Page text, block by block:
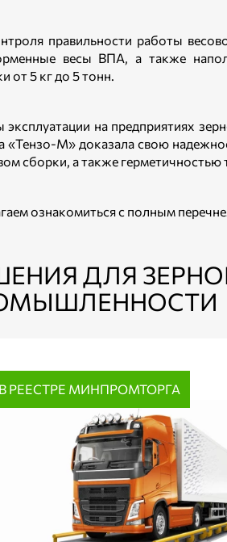
правильности работы
весы ВПА, а также
от 5 кг до 5 тонн.
эксплуатации на предприятиях
«Тензо-М» доказала свою
сборки, а также
ознакомиться с полным
ДЛЯ
В РЕЕСТРЕ МИНПРОМТОРГА